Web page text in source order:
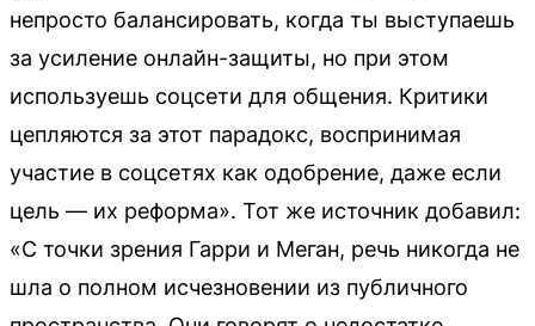
непросто балансировать, когда ты выступаешь
за усиление онлайн-защиты, но при этом
используешь соцсети для общения. Критики
цепляются за этот парадокс, воспринимая
участие в соцсетях как одобрение, даже если
цель — их реформа». Тот же источник добавил:
«С точки зрения Гарри и Меган, речь никогда не
шла о полном исчезновении из публичного